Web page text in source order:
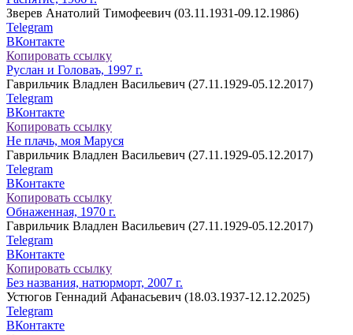
Зверев Анатолий Тимофеевич (03.11.1931-09.12.1986)
Telegram
ВКонтакте
Копировать ссылку
Руслан и Головаъ, 1997 г.
Гаврильчик Владлен Васильевич (27.11.1929-05.12.2017)
Telegram
ВКонтакте
Копировать ссылку
Не плачь, моя Маруся
Гаврильчик Владлен Васильевич (27.11.1929-05.12.2017)
Telegram
ВКонтакте
Копировать ссылку
Обнаженная, 1970 г.
Гаврильчик Владлен Васильевич (27.11.1929-05.12.2017)
Telegram
ВКонтакте
Копировать ссылку
Без названия, натюрморт, 2007 г.
Устюгов Геннадий Афанасьевич (18.03.1937-12.12.2025)
Telegram
ВКонтакте